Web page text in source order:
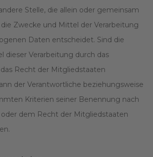
Stelle, die allein oder gemeinsam
Zwecke und Mittel der Verarbeitung
Daten entscheidet. Sind die
dieser Verarbeitung durch das
Recht der Mitgliedstaaten
der Verantwortliche beziehungsweise
Kriterien seiner Benennung nach
dem Recht der Mitgliedstaaten